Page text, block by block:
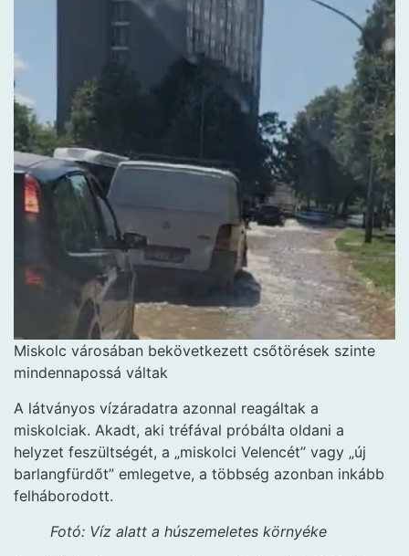
Miskolc városában bekövetkezett csőtörések szinte
mindennapossá váltak
A látványos vízáradatra azonnal reagáltak a
miskolciak. Akadt, aki tréfával próbálta oldani a
helyzet feszültségét, a „miskolci Velencét” vagy „új
barlangfürdőt” emlegetve, a többség azonban inkább
felháborodott.
Fotó: Víz alatt a húszemeletes környéke